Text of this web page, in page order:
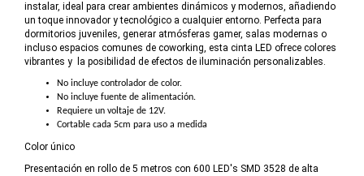
instalar, ideal para crear ambientes dinámicos y modernos, añadiendo
un toque innovador y tecnológico a cualquier entorno. Perfecta para
dormitorios juveniles, generar atmósferas gamer, salas modernas o
incluso espacios comunes de coworking, esta cinta LED ofrece colores
vibrantes y la posibilidad de efectos de iluminación personalizables.
No incluye controlador de color.
No incluye fuente de alimentación.
Requiere un voltaje de 12V.
Cortable cada 5cm para uso a medida
Color único
Presentación en rollo de 5 metros con 600 LED's SMD 3528 de alta